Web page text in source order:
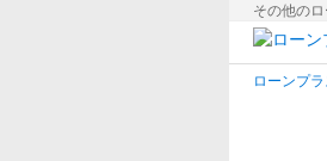
その他の
ローンプラ